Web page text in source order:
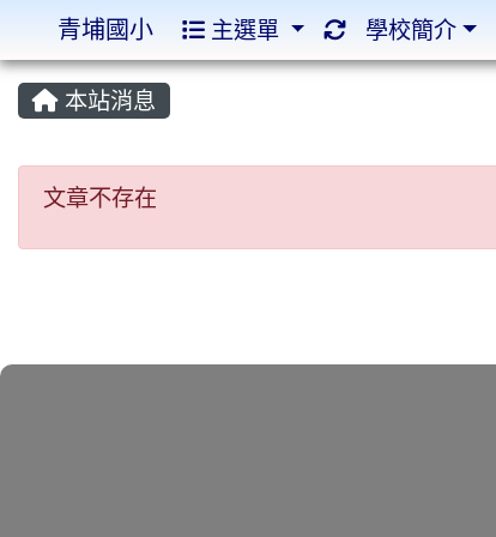
:::
本站消息
文章不存在
文章不存在
青埔國小 ::: 主選單 學校簡介